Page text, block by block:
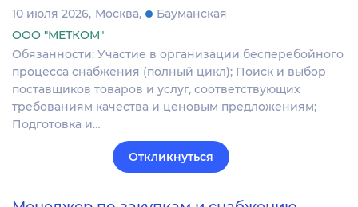
10 июля 2026 Москва
Бауманская
ООО "МЕТКОМ"
Обязанности: Участие в организации бесперебойного
процесса снабжения (полный цикл); Поиск и выбор
поставщиков товаров и услуг, соответствующих
требованиям качества и ценовым предложениям;
Подготовка и…
Откликнуться